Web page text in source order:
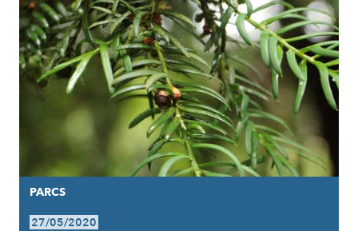
PARCS
27/05/2020